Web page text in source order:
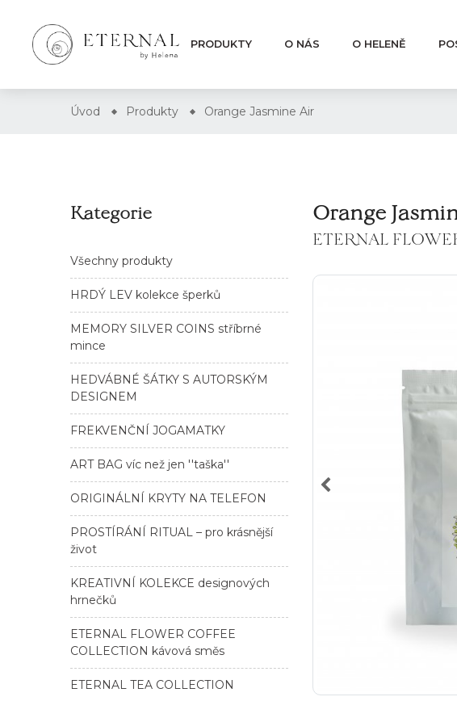
PRODUKTY O NÁS O HELENĚ
Úvod Produkty Orange Jasmine Air
Kategorie
Všechny produkty
HRDÝ LEV kolekce šperků
MEMORY SILVER COINS stříbrné
mince
HEDVÁBNÉ ŠÁTKY S AUTORSKÝM
DESIGNEM
FREKVENČNÍ JOGAMATKY
ART BAG víc než jen ''taška''
ORIGINÁLNÍ KRYTY NA TELEFON
PROSTÍRÁNÍ RITUAL – pro krásnější
život
KREATIVNÍ KOLEKCE designových
hrnečků
ETERNAL FLOWER COFFEE
COLLECTION kávová směs
ETERNAL TEA COLLECTION
Orange
ETERNAL